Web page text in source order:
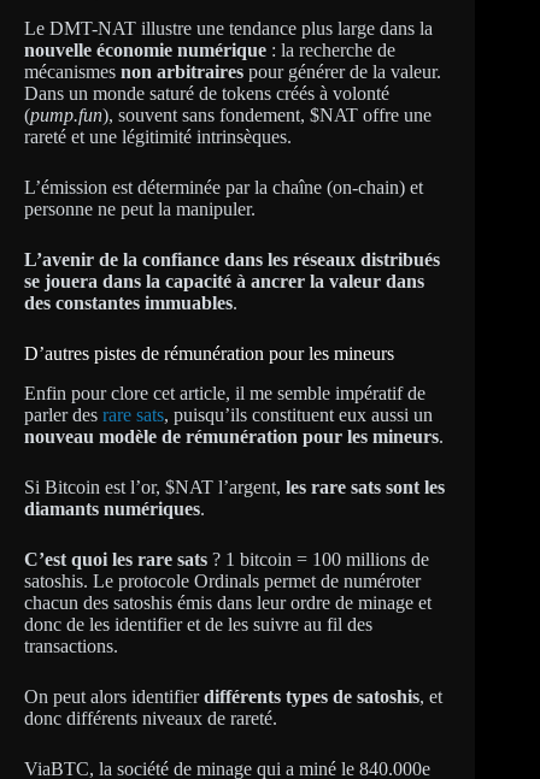
Le DMT-NAT illustre une tendance plus large dans la
nouvelle économie numérique : la recherche de
mécanismes non arbitraires pour générer de la valeur.
Dans un monde saturé de tokens créés à volonté
(pump.fun), souvent sans fondement, $NAT offre une
rareté et une légitimité intrinsèques.
L’émission est déterminée par la chaîne (on-chain) et
personne ne peut la manipuler.
L’avenir de la confiance dans les réseaux distribués
se jouera dans la capacité à ancrer la valeur dans
des constantes immuables.
D’autres pistes de rémunération pour les mineurs
Enfin pour clore cet article, il me semble impératif de
parler des rare sats, puisqu’ils constituent eux aussi un
nouveau modèle de rémunération pour les mineurs.
Si Bitcoin est l’or, $NAT l’argent, les rare sats sont les
diamants numériques.
C’est quoi les rare sats ? 1 bitcoin = 100 millions de
satoshis. Le protocole Ordinals permet de numéroter
chacun des satoshis émis dans leur ordre de minage et
donc de les identifier et de les suivre au fil des
transactions.
On peut alors identifierdifférents types de satoshis, et
donc différents niveaux de rareté.
ViaBTC, la société de minage qui a miné le 840.000e